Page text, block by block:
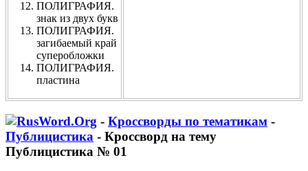
ПОЛИГРАФИЯ.
знак из двух букв
ПОЛИГРАФИЯ.
загибаемый край
суперобложки
ПОЛИГРАФИЯ.
пластина
- Кроссворды по тематикам -
Публицистика - Кроссворд на тему
Публицистика № 01